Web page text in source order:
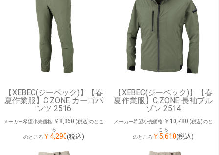
【XEBEC(ジーベック)】【春
夏作業服】C.ZONE カーゴパ
ンツ 2516
メーカー希望小売価格 ￥8,360 (税込)のとこ
ろ
のところ ￥4,290(税込)
【XEBEC(ジーベック)】【春
夏作業服】C.ZONE 長袖ブル
ゾン 2514
メーカー希望小売価格 ￥10,780 (税込)のと
ころ
のところ ￥5,610(税込)